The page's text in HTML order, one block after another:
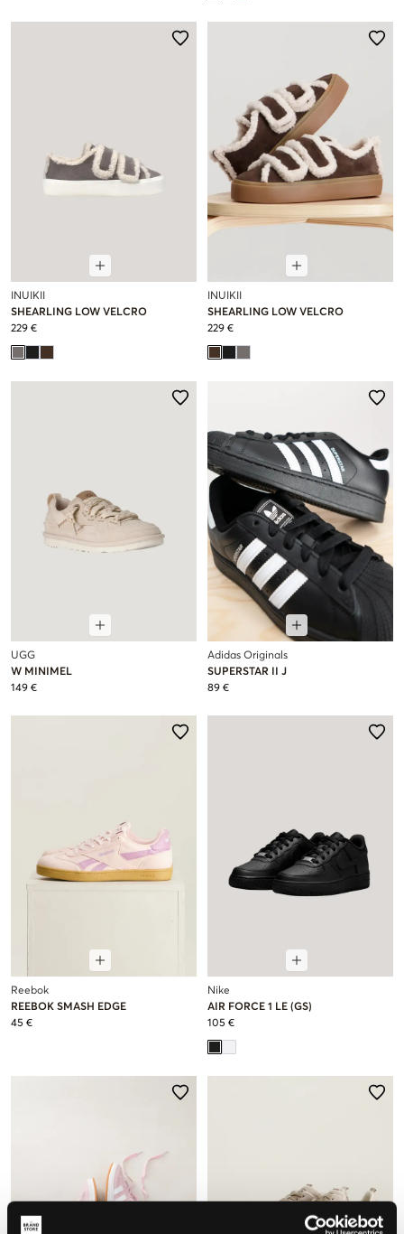
INUIKII
SHEARLING LOW VELCRO
229 €
INUIKII
SHEARLING LOW VELCRO
229 €
UGG
W MINIMEL
149 €
Adidas Originals
SUPERSTAR II J
89 €
Reebok
REEBOK SMASH EDGE
45 €
Nike
AIR FORCE 1 LE (GS)
105 €